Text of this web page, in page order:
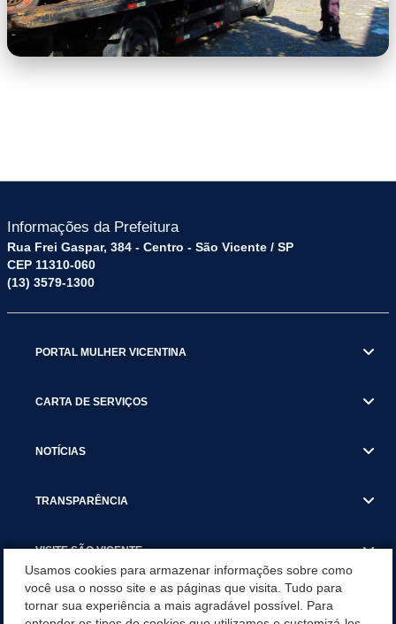
Informações da Prefeitura
Rua Frei Gaspar, 384 - Centro - São Vicente / SP
CEP 11310-060
(13) 3579-1300
PORTAL MULHER VICENTINA
CARTA DE SERVIÇOS
NOTÍCIAS
TRANSPARÊNCIA
VISITE SÃO VICENTE
Usamos cookies para armazenar informações sobre como
você usa o nosso site e as páginas que visita. Tudo para
tornar sua experiência a mais agradável possível. Para